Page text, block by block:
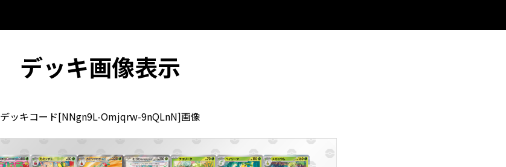
デッキ画像表示
デッキコード[NNgn9L-Omjqrw-9nQLnN]画像